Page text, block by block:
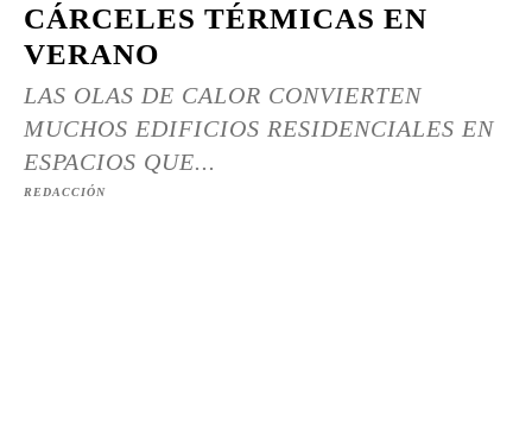
CÁRCELES TÉRMICAS EN
VERANO
LAS OLAS DE CALOR CONVIERTEN
MUCHOS EDIFICIOS RESIDENCIALES EN
ESPACIOS QUE...
REDACCIÓN